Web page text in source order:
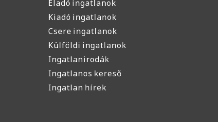
Eladó ingatlanok
Kiadó ingatlanok
Csere ingatlanok
Külföldi ingatlanok
Ingatlanirodák
Ingatlanos kereső
Ingatlan hírek